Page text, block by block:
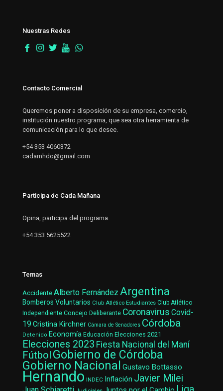
Nuestras Redes
Contacto Comercial
Queremos poner a disposición de su empresa, comercio,
institución nuestro programa, que sea otra herramienta de
comunicación para lo que desee.
+54 353 4060372
cadamhdo@gmail.com
Participa de Cada Mañana
Opina, participa del programa.
+54 353 5625522
Temas
AccidenteAlberto Fernández Argentina
Bomberos Voluntarios Club Atlético Estudiantes Club Atlético
Independiente Concejo Deliberante Coronavirus Covid-
19 Cristina Kirchner Cámara de Senadores Córdoba
Detenido Economía Educación Elecciones 2021
Elecciones 2023 Fiesta Nacional del Maní
Fútbol Gobierno de Córdoba
Gobierno Nacional Gustavo Bottasso
Hernando INDEC Inflación Javier Milei